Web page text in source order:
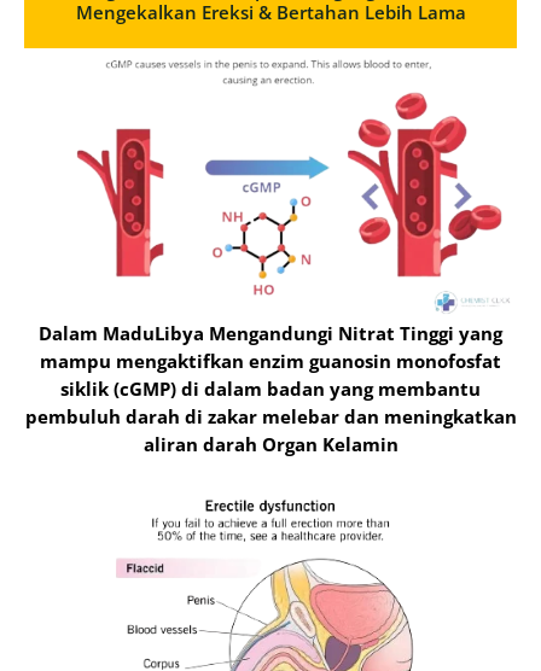
Mengekalkan Ereksi & Bertahan Lebih Lama
Dalam MaduLibya Mengandungi Nitrat Tinggi yang
mampu mengaktifkan enzim guanosin monofosfat
siklik (cGMP) di dalam badan yang membantu
pembuluh darah di zakar melebar dan meningkatkan
aliran darah Organ Kelamin